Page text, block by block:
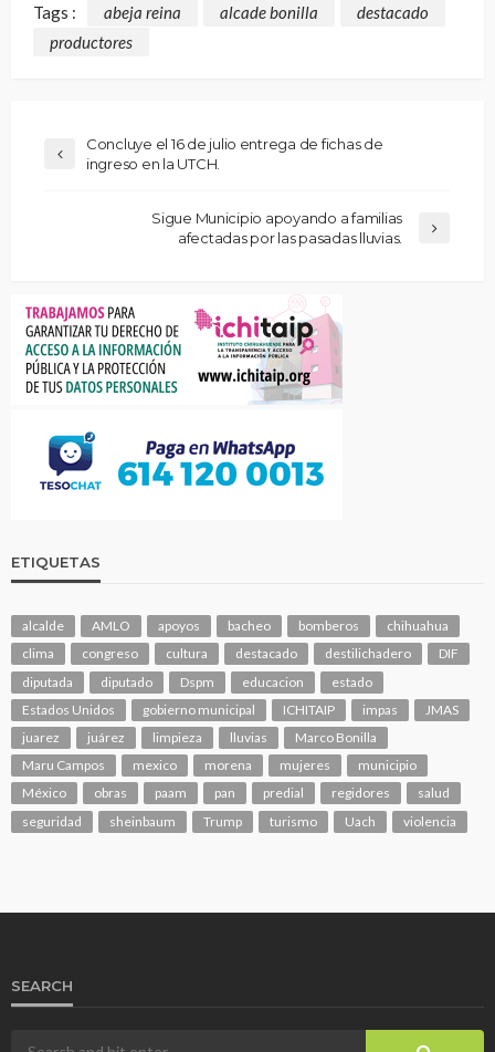
Tags : abeja reina alcade bonilla
destacado
productores
Concluye el 16 de julio entrega de fichas de
ingreso en la UTCH.
Sigue Municipio apoyando a familias
afectadas por las pasadas lluvias.
ETIQUETAS
alcalde AMLO apoyos bacheo bomberos
chihuahua
clima
congreso cultura destacado destilichadero
DIF
diputada
diputado Dspm educacion
estado
Estados Unidos
gobierno municipal ICHITAIP impas
JMAS
juarez
juárez limpieza lluvias
Marco Bonilla
Maru Campos
mexico morena mujeres
municipio
México
obras paam pan predial regidores
salud
seguridad
sheinbaum Trump turismo Uach violencia
SEARCH